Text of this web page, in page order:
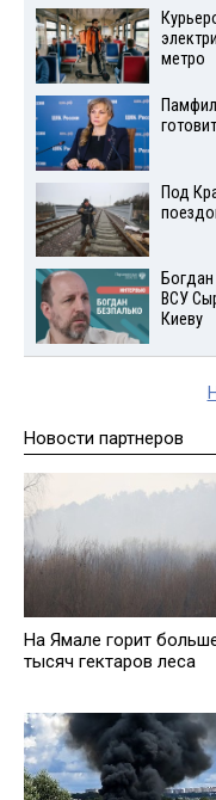
метро
Под
Богдан
ВСУ
Киеву
Новости партнеров
На Ямале горит
тысяч гектаров леса